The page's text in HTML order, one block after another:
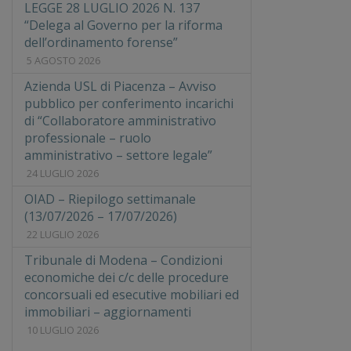
LEGGE 28 LUGLIO 2026 N. 137
“Delega al Governo per la riforma
dell’ordinamento forense”
5 AGOSTO 2026
Azienda USL di Piacenza – Avviso
pubblico per conferimento incarichi
di “Collaboratore amministrativo
professionale – ruolo
amministrativo – settore legale”
24 LUGLIO 2026
OIAD – Riepilogo settimanale
(13/07/2026 – 17/07/2026)
22 LUGLIO 2026
Tribunale di Modena – Condizioni
economiche dei c/c delle procedure
concorsuali ed esecutive mobiliari ed
immobiliari – aggiornamenti
10 LUGLIO 2026